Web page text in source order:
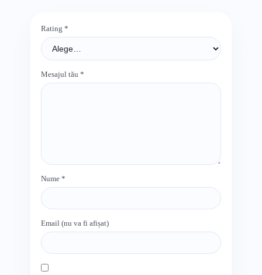
Rating *
Mesajul tău *
Nume *
Email (nu va fi afișat)